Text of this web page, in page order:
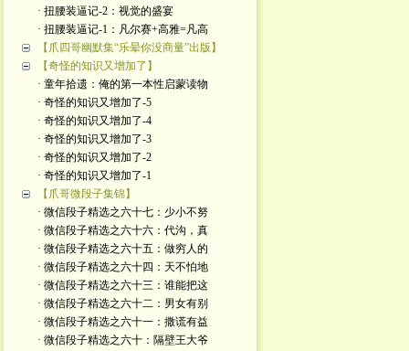
· 扭腰装逼记-2：视觉的盛宴
· 扭腰装逼记-1：凡尔赛+高雅=凡高
【爪四哥幽默集“乐晕你没商量”出版】
【奇怪的知识又增加了】
· 童年拾遗：俺的第一本性启蒙读物
· 奇怪的知识又增加了-5
· 奇怪的知识又增加了-4
· 奇怪的知识又增加了-3
· 奇怪的知识又增加了-2
· 奇怪的知识又增加了-1
【爪哥微段子集锦】
· 微信段子精选之六十七：少小不努
· 微信段子精选之六十六：代沟，真
· 微信段子精选之六十五：做穷人的
· 微信段子精选之六十四：天不怕地
· 微信段子精选之六十三：谁能把这
· 微信段子精选之六十二：男女有别
· 微信段子精选之六十一：撒谎有益
· 微信段子精选之六十：隔壁王大爷